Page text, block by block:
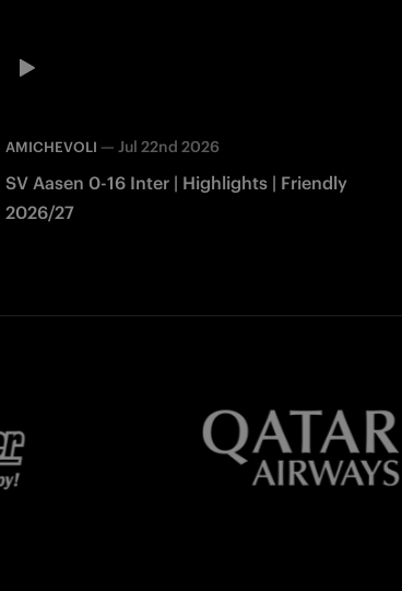
AMICHEVOLI — Jul 22nd 2026
SV Aasen 0-16 Inter | Highlights | Friendly
2026/27